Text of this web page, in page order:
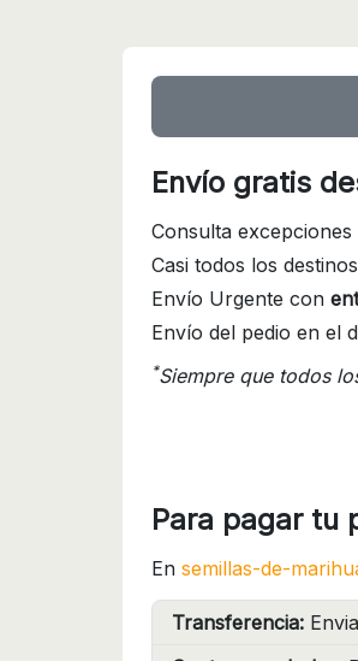
Envío gratis
Consulta excepciones
Casi todos los
Envío Urgente con
Envío del pedio en el
*Siempre que todos
Para pagar tu
En semillas-de-
Transferencia: